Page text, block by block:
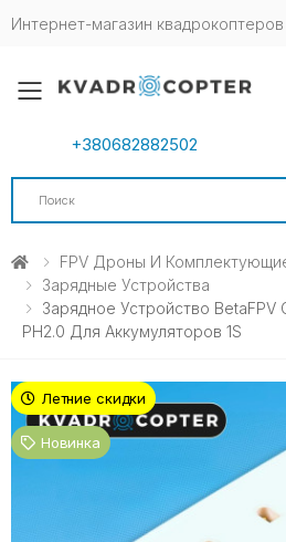
Интернет-магазин квадрокоптеров
Toggle mobile
+380682882502
Search
FPV Дроны И
Зарядные Устройства
Зарядное Устройство
PH2.0 Для Аккумуляторов 1S
Летние скидки
Новинка